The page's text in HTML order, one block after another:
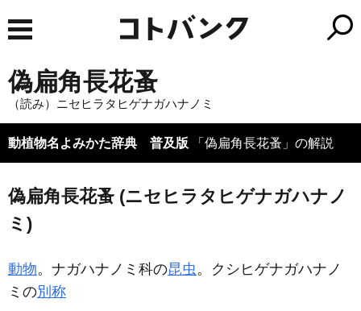
偽扁角長花蚤
（読み）ニセヒラタヒゲナガハナノミ
動植物名よみかた辞典 普及版 「偽扁角長花蚤」の解説
偽扁角長花蚤 (ニセヒラタヒゲナガハナノ
ミ)
動物。ナガハナノミ科の昆虫。クシヒゲナガハナノ
ミの別称